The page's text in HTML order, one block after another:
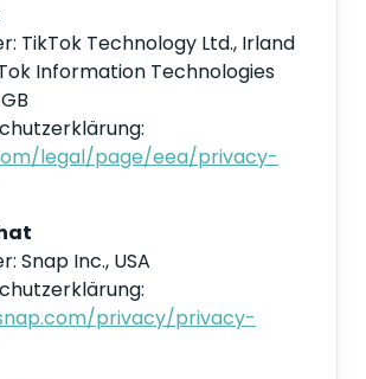
TikTok Technology Ltd., Irland
Information Technologies
legal/page/eea/privacy-
Snap Inc., USA
privacy/privacy-